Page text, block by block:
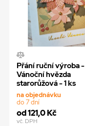
Přání ruční výroba -
Vánoční hvězda
starorůžová - 1 ks
na objednávku
do 7 dní
od 121,0 Kč
vč. DPH